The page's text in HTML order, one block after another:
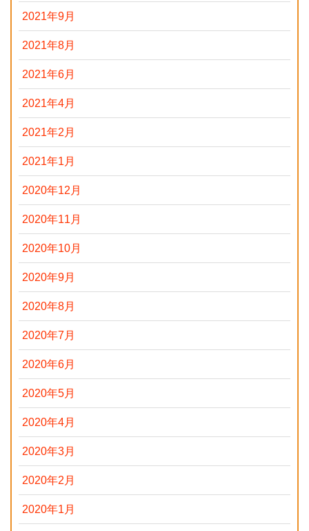
2021年9月
2021年8月
2021年6月
2021年4月
2021年2月
2021年1月
2020年12月
2020年11月
2020年10月
2020年9月
2020年8月
2020年7月
2020年6月
2020年5月
2020年4月
2020年3月
2020年2月
2020年1月